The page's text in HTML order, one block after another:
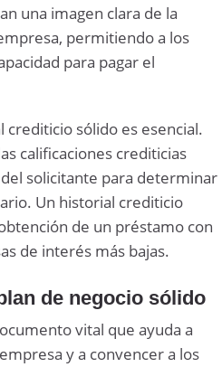
una imagen clara de la
permitiendo a los
para pagar el
sólido es esencial.
calificaciones crediticias
solicitante para determinar
Un historial crediticio
de un préstamo con
de interés más bajas.
de negocio sólido
vital que ayuda a
y a convencer a los